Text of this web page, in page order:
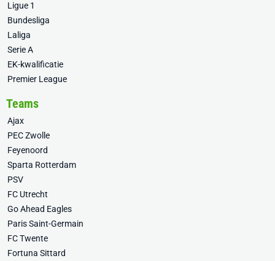
Ligue 1
Bundesliga
Laliga
Serie A
EK-kwalificatie
Premier League
Teams
Ajax
PEC Zwolle
Feyenoord
Sparta Rotterdam
PSV
FC Utrecht
Go Ahead Eagles
Paris Saint-Germain
FC Twente
Fortuna Sittard